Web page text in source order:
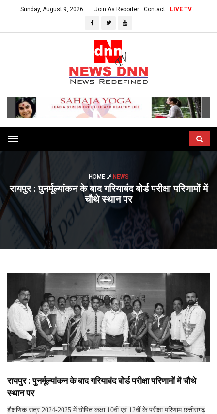
Sunday, August 9, 2026 Join As Reporter Contact LIVE TV
Toggle
navigation
HOME NEWS
रायपुर : पुनर्मूल्यांकन के बाद गरियाबंद बोर्ड परीक्षा परिणामों में
चौथे स्थान पर
रायपुर : पुनर्मूल्यांकन के बाद गरियाबंद बोर्ड परीक्षा परिणामों में चौथे
स्थान पर
शैक्षणिक सत्र 2024-2025 में घोषित कक्षा 10वीं एवं 12वीं के परीक्षा परिणाम छत्तीसगढ़